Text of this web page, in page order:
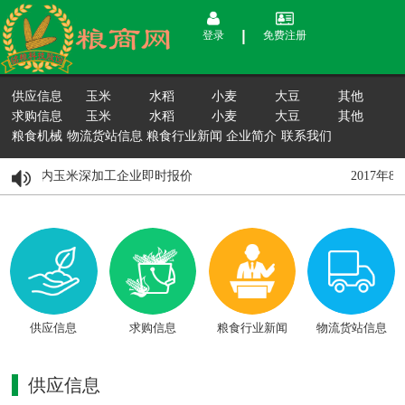
登录 免费注册
供应信息 玉米 水稻 小麦 大豆
其他
求购信息
玉米 水稻 小麦 大豆
其他
粮食机械 物流货站信息 粮食行业新闻 企业简介 联系我们
日国内玉米深加工企业即时报价 2017年8
供应信息 求购信息 粮食行业新闻 物流货站信息
供应信息